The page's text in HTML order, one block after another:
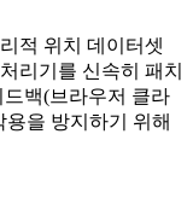
적 위치 데이터셋
리기를 신속히 패치
백(브라우저 클라
을 방지하기 위해